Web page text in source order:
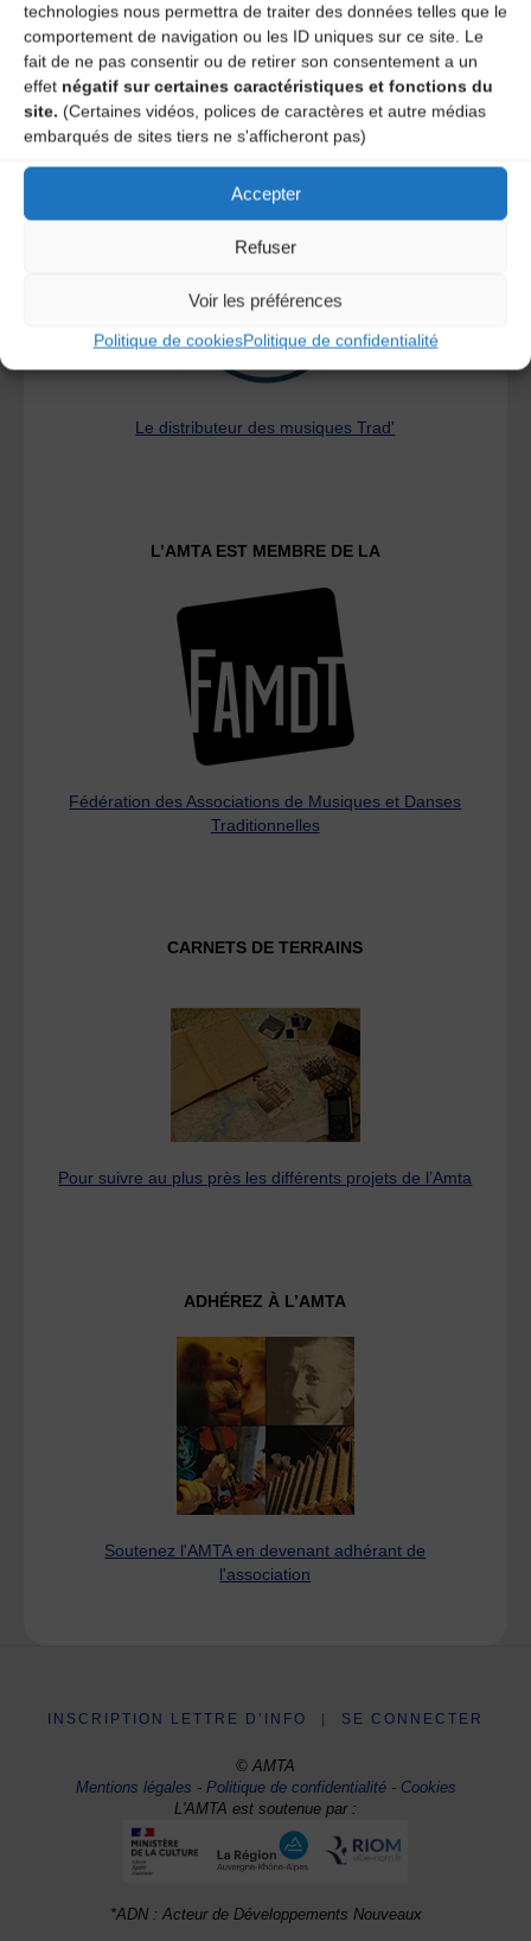
technologies nous permettra de traiter des données telles que le
comportement de navigation ou les ID uniques sur ce site. Le
fait de ne pas consentir ou de retirer son consentement a un
effet négatif sur certaines caractéristiques et fonctions du
site. (Certaines vidéos, polices de caractères et autre médias
embarqués de sites tiers ne s'afficheront pas)
Accepter
Refuser
Voir les préférences
Politique de cookiesPolitique de confidentialité
A DECOUVRIR :
Le distributeur des musiques Trad'
L’AMTA EST MEMBRE DE LA
Fédération des Associations de Musiques et Danses
Traditionnelles
CARNETS DE TERRAINS
Pour suivre au plus près les différents projets de l’Amta
ADHÉREZ À L’AMTA
Soutenez l'AMTA en devenant adhérant de
l'association
INSCRIPTION LETTRE D’INFO SE CONNECTER
© AMTA
Mentions légales -Politique de confidentialité- Cookies
L'AMTA est soutenue par :
*ADN : Acteur de Développements Nouveaux